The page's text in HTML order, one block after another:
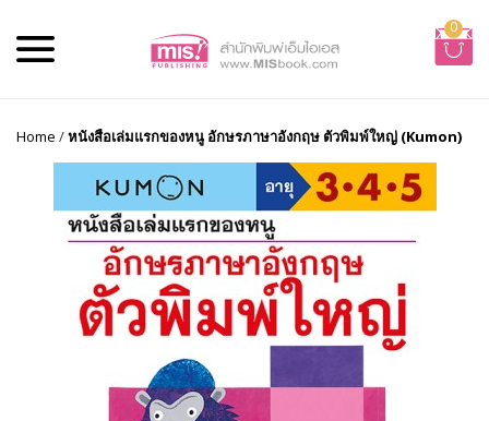
0
Home /หนังสือเล่มแรกของหนู อักษรภาษาอังกฤษ ตัวพิมพ์ใหญ่ (Kumon)